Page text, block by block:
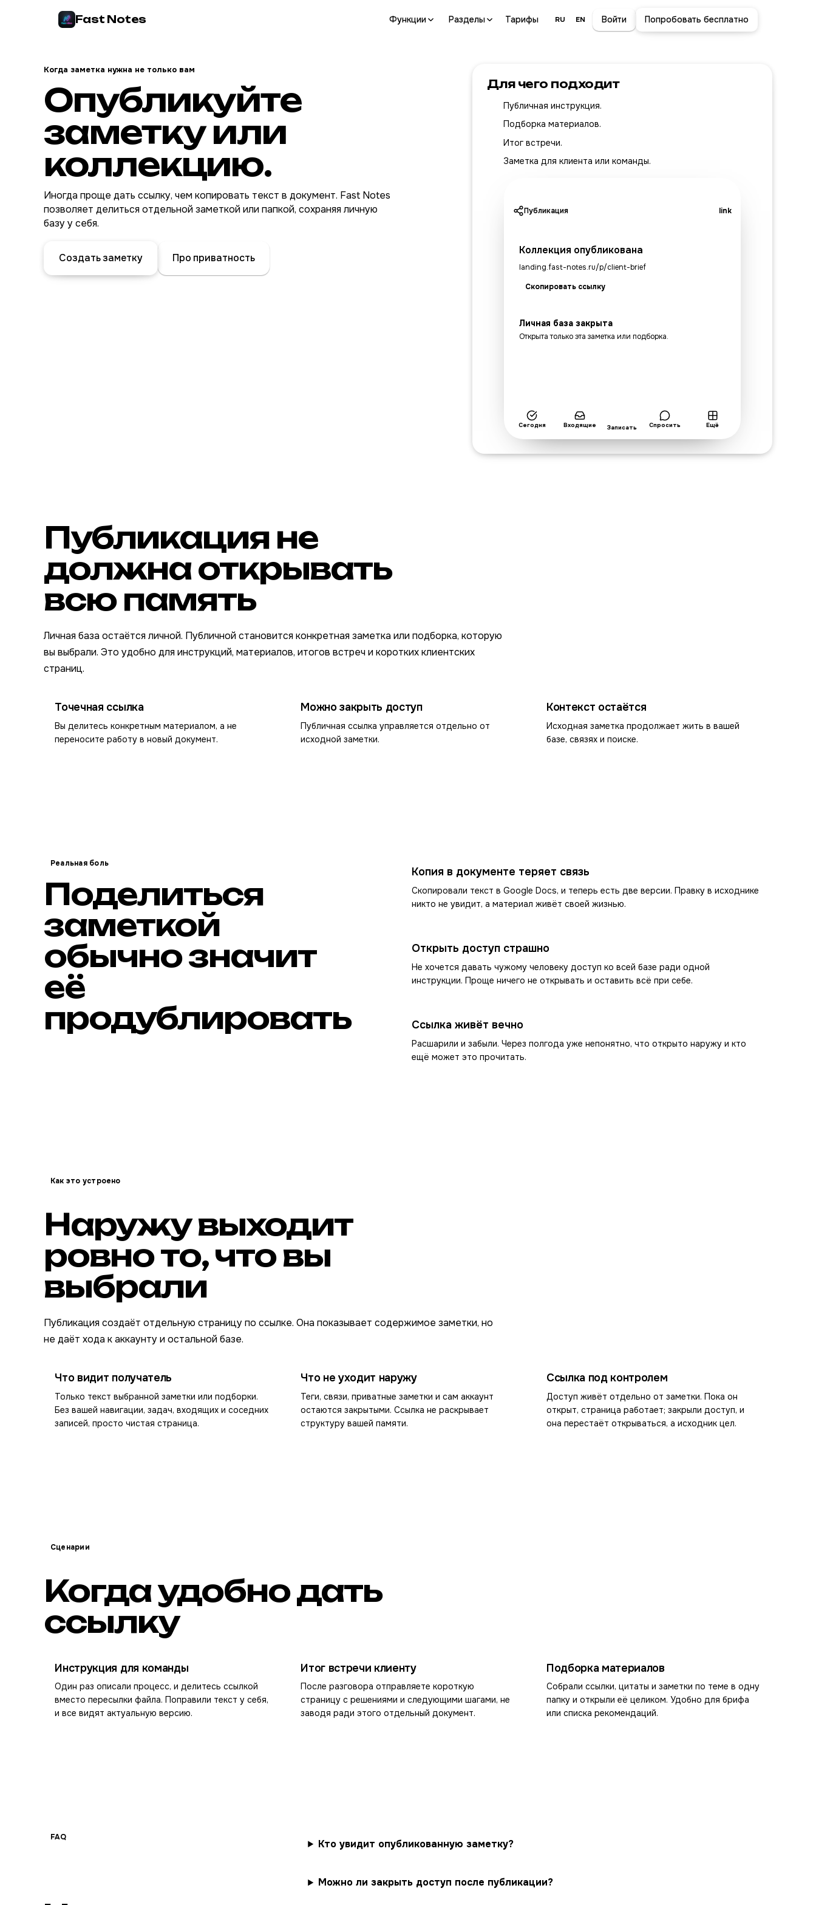
Fast Notes Функции Разделы Тарифы RU EN Войти Попробовать бесплатно
Когда заметка нужна не только вам
Опубликуйте
заметку или
коллекцию.
Иногда проще дать ссылку, чем копировать текст в документ. Fast Notes
позволяет делиться отдельной заметкой или папкой, сохраняя личную
базу у себя.
Создать заметку Про приватность
Для чего подходит
Публичная инструкция.
Подборка материалов.
Итог встречи.
Заметка для клиента или команды.
Публикация link
Коллекция опубликована
landing.fast-notes.ru/p/client-brief
Скопировать ссылку
Личная база закрыта
Открыта только эта заметка или подборка.
Сегодня Входящие Записать Спросить Ещё
Публикация не
должна открывать
всю память
Личная база остаётся личной. Публичной становится конкретная заметка или подборка, которую
вы выбрали. Это удобно для инструкций, материалов, итогов встреч и коротких клиентских
страниц.
Точечная ссылка
Вы делитесь конкретным материалом, а не
переносите работу в новый документ.
Можно закрыть доступ
Публичная ссылка управляется отдельно от
исходной заметки.
Контекст остаётся
Исходная заметка продолжает жить в вашей
базе, связях и поиске.
Реальная боль
Поделиться
заметкой
обычно значит
её
продублировать
Копия в документе теряет связь
Скопировали текст в Google Docs, и теперь есть две версии. Правку в исходнике
никто не увидит, а материал живёт своей жизнью.
Открыть доступ страшно
Не хочется давать чужому человеку доступ ко всей базе ради одной
инструкции. Проще ничего не открывать и оставить всё при себе.
Ссылка живёт вечно
Расшарили и забыли. Через полгода уже непонятно, что открыто наружу и кто
ещё может это прочитать.
Как это устроено
Наружу выходит
ровно то, что вы
выбрали
Публикация создаёт отдельную страницу по ссылке. Она показывает содержимое заметки, но
не даёт хода к аккаунту и остальной базе.
Что видит получатель
Только текст выбранной заметки или подборки.
Без вашей навигации, задач, входящих и соседних
записей, просто чистая страница.
Что не уходит наружу
Теги, связи, приватные заметки и сам аккаунт
остаются закрытыми. Ссылка не раскрывает
структуру вашей памяти.
Ссылка под контролем
Доступ живёт отдельно от заметки. Пока он
открыт, страница работает; закрыли доступ, и
она перестаёт открываться, а исходник цел.
Сценарии
Когда удобно дать
ссылку
Инструкция для команды
Один раз описали процесс, и делитесь ссылкой
вместо пересылки файла. Поправили текст у себя,
и все видят актуальную версию.
Итог встречи клиенту
После разговора отправляете короткую
страницу с решениями и следующими шагами, не
заводя ради этого отдельный документ.
Подборка материалов
Собрали ссылки, цитаты и заметки по теме в одну
папку и открыли её целиком. Удобно для брифа
или списка рекомендаций.
FAQ
Кто увидит опубликованную заметку?
Можно ли закрыть доступ после публикации?